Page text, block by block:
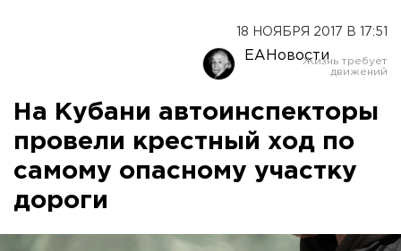
18 НОЯБРЯ 2017 В 17:51
ЕАНовости
На Кубани автоинспекторы
провели крестный ход по
самому опасному участку
дороги